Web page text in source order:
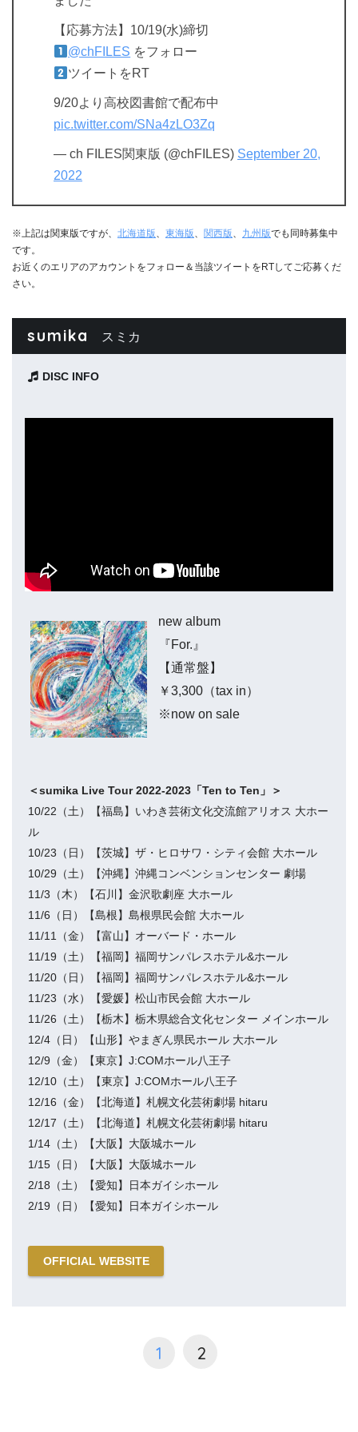
【応募方法】10/19(水)締切
@chFILES をフォロー
ツイートをRT
9/20より高校図書館で配布中
pic.twitter.com/SNa4zLO3Zq
— ch FILES関東版 (@chFILES) September 20,
2022
※上記は関東版ですが、 北海道版、 東海版、 関西版、 九州版でも同時募集中
です。
お近くのエリアのアカウントをフォロー＆当該ツイートをRTしてご応募くだ
さい。
sumika スミカ
DISC INFO
new album
『For.』
【通常盤】
￥3,300（tax in）
※now on sale
＜sumika Live Tour 2022-2023「Ten to Ten」＞
10/22（土）【福島】いわき芸術文化交流館アリオス 大ホー
ル
10/23（日）【茨城】ザ・ヒロサワ・シティ会館 大ホール
10/29（土）【沖縄】沖縄コンベンションセンター 劇場
11/3（木）【石川】金沢歌劇座 大ホール
11/6（日）【島根】島根県民会館 大ホール
11/11（金）【富山】オーバード・ホール
11/19（土）【福岡】福岡サンパレスホテル&ホール
11/20（日）【福岡】福岡サンパレスホテル&ホール
11/23（水）【愛媛】松山市民会館 大ホール
11/26（土）【栃木】栃木県総合文化センター メインホール
12/4（日）【山形】やまぎん県民ホール 大ホール
12/9（金）【東京】J:COMホール八王子
12/10（土）【東京】J:COMホール八王子
12/16（金）【北海道】札幌文化芸術劇場 hitaru
12/17（土）【北海道】札幌文化芸術劇場 hitaru
1/14（土）【大阪】大阪城ホール
1/15（日）【大阪】大阪城ホール
2/18（土）【愛知】日本ガイシホール
2/19（日）【愛知】日本ガイシホール
OFFICIAL WEBSITE
1 2